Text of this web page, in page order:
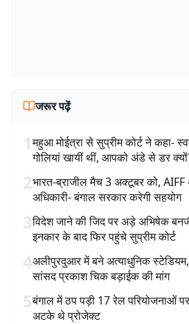
जरूर पढ़ें
1महुआ मोईत्रा से सुप्रीम कोर्ट ने कहा-
गोलियां खायीं थीं, आपको अंडे से डर
2भारत-ब्राजील मैच 3 अक्टूबर को,
अधिकारी- बंगाल सरकार करेगी सहयोग
3विदेश जाने की जिद पर अड़े अभिषेक
इनकार के बाद फिर पहुंचे सुप्रीम कोर्ट
4अलीपुरदुआर में बने अत्याधुनिक स्टेडियम,
सांसद प्रकाश चिक बड़ाईक की मांग
5बंगाल में ठप पड़ी 17 रेल परियोजनाओं
अटके थे प्रोजेक्ट